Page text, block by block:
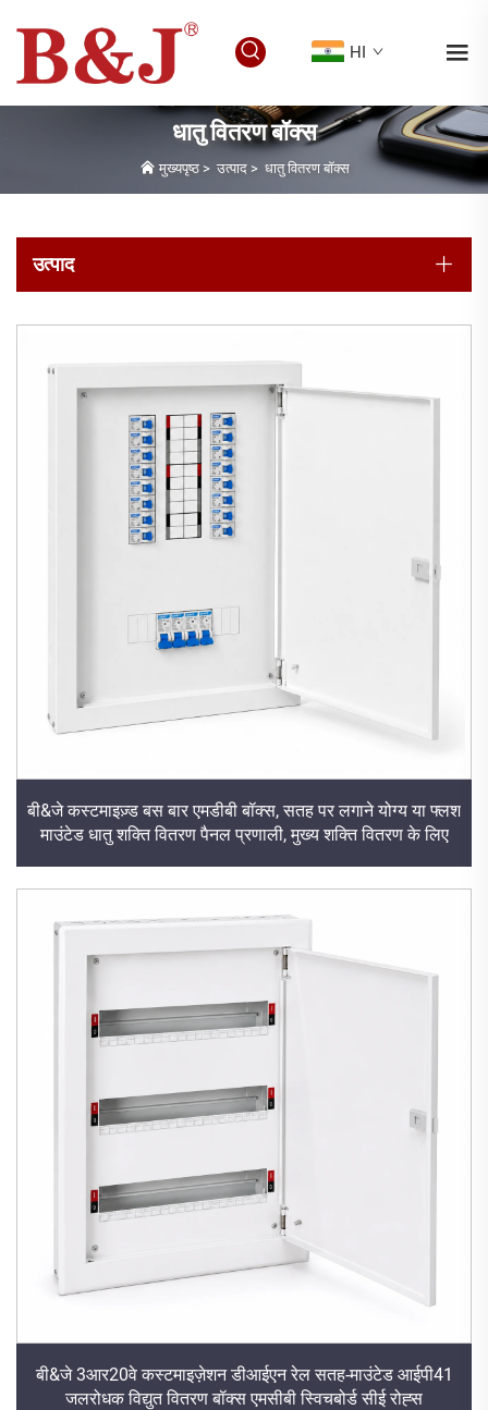
HI
धातु वितरण बॉक्स
मुख्यपृष्ठ> उत्पाद> धातु वितरण बॉक्स
उत्पाद
बी&जे कस्टमाइज़्ड बस बार एमडीबी बॉक्स, सतह पर लगाने योग्य या फ्लश
माउंटेड धातु शक्ति वितरण पैनल प्रणाली, मुख्य शक्ति वितरण के लिए
बी&जे 3आर20वे कस्टमाइज़ेशन डीआईएन रेल सतह-माउंटेड आईपी41
जलरोधक विद्युत वितरण बॉक्स एमसीबी स्विचबोर्ड सीई रोह्स